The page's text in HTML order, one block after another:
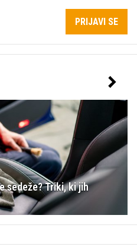
PRIJAVI SE
sedeže? Triki, ki jih